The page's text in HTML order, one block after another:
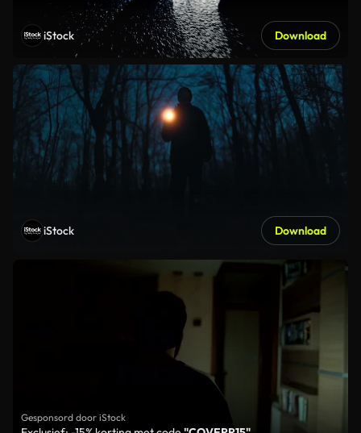
iStock Download
iStock Download
Gesponsord door iStock